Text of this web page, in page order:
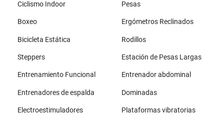
Ciclismo Indoor Pesas
Boxeo Ergómetros Reclinados
Bicicleta Estática Rodillos
Steppers Estación de Pesas Largas
Entrenamiento Funcional Entrenador abdominal
Entrenadores de espalda Dominadas
Electroestimuladores Plataformas vibratorias